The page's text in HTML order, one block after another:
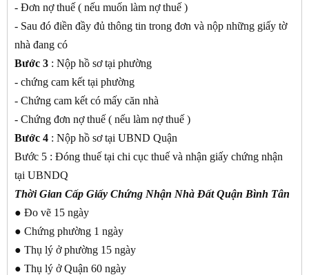
- Đơn nợ thuế ( nếu muốn làm nợ thuế )
- Sau đó điền đầy đủ thông tin trong đơn và nộp những giấy tờ
nhà đang có
Bước 3 : Nộp hồ sơ tại phường
- chứng cam kết tại phường
- Chứng cam kết có mấy căn nhà
- Chứng đơn nợ thuế ( nếu làm nợ thuế )
Bước 4 : Nộp hồ sơ tại UBND Quận
Bước 5 : Đóng thuế tại chi cục thuế và nhận giấy chứng nhận
tại UBNDQ
Thời Gian Cấp Giấy Chứng Nhận Nhà Đất Quận Bình Tân
● Đo vẽ 15 ngày
● Chứng phường 1 ngày
● Thụ lý ở phường 15 ngày
● Thụ lý ở Quận 60 ngày